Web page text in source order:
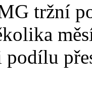
tržní
podílu